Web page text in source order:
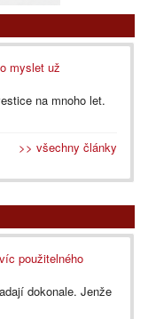
myslet už
na mnoho let.
>> všechny články
použitelného
dokonale. Jenže